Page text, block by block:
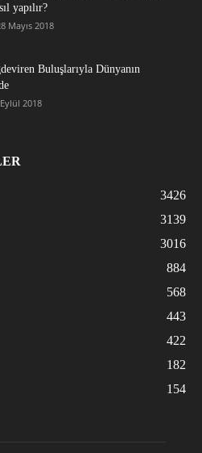
yapılır?
Mayıs 2018
Buluşlarıyla Dünyanın
2018
3426
3139
3016
884
568
443
422
182
154